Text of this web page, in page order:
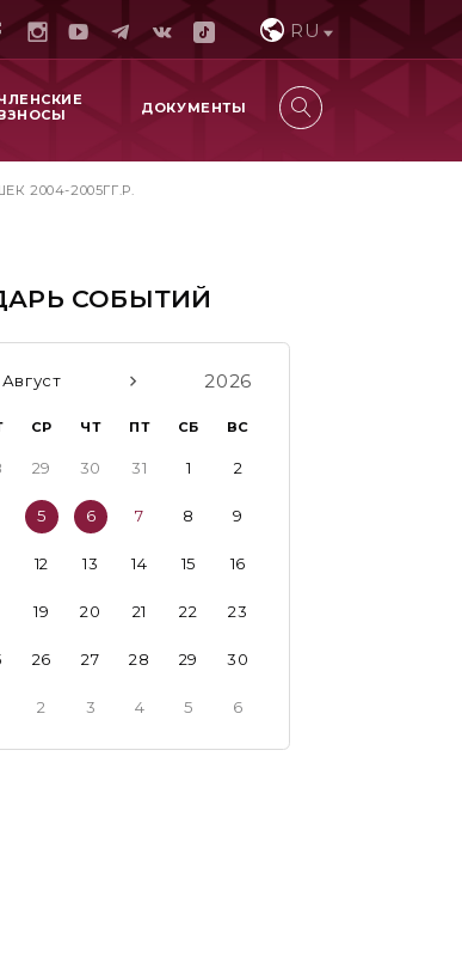
RU
ДОКУМЕНТЫ
2005ГГ.Р.
СОБЫТИЙ
Август 2026
СР ЧТ ПТ СБ ВС
29 30 31 1 2
5 6 7 8 9
12 13 14 15 16
19 20 21 22 23
26 27 28 29 30
2 3 4 5 6